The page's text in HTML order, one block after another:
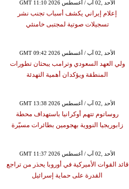
GMT 11:10 2026 الأحد ,02 آب / أغسطس
إعلام إيراني يكشف أسباب تجنب نشر
تسجيلات صوتية لمجتبى خامنئي
GMT 09:42 2026 الأحد ,02 آب / أغسطس
ولي العهد السعودي وترامب يبحثان تطورات
المنطقة ويؤكدان أهمية التهدئة
GMT 13:38 2026 الأحد ,02 آب / أغسطس
روساتوم تتهم أوكرانيا باستهداف محطة
زابوريجيا النووية بهجومين بطائرات مسيّرة
GMT 11:37 2026 الأحد ,02 آب / أغسطس
قائد القوات الأميركية في أوروبا يحذر من تراجع
القدرة على حماية إسرائيل